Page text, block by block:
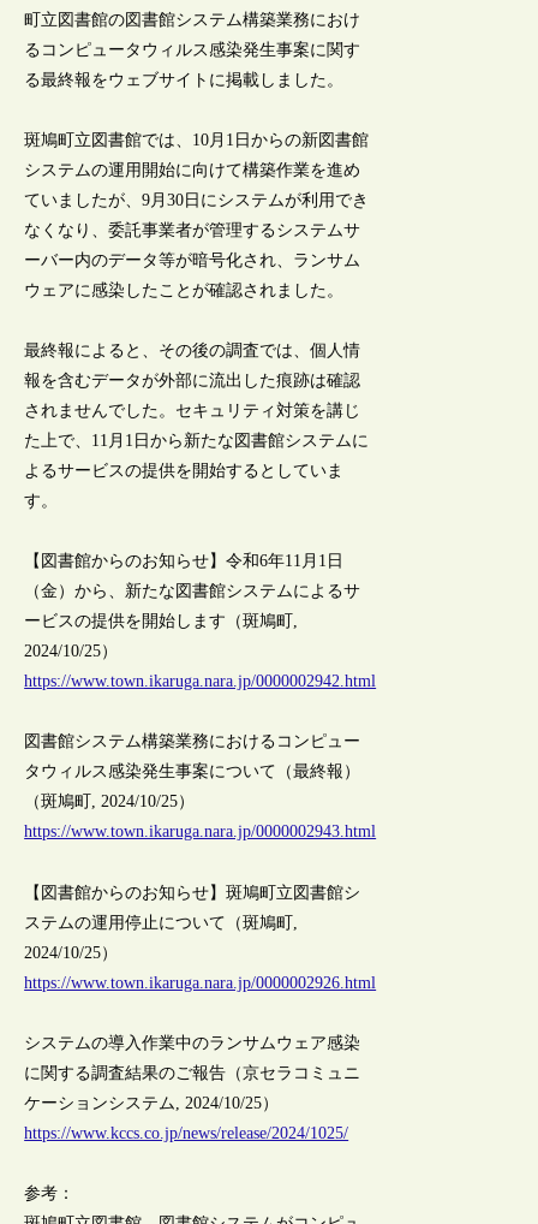
町立図書館の図書館システム構築業務におけ
るコンピュータウィルス感染発生事案に関す
る最終報をウェブサイトに掲載しました。
斑鳩町立図書館では、10月1日からの新図書館
システムの運用開始に向けて構築作業を進め
ていましたが、9月30日にシステムが利用でき
なくなり、委託事業者が管理するシステムサ
ーバー内のデータ等が暗号化され、ランサム
ウェアに感染したことが確認されました。
最終報によると、その後の調査では、個人情
報を含むデータが外部に流出した痕跡は確認
されませんでした。セキュリティ対策を講じ
た上で、11月1日から新たな図書館システムに
よるサービスの提供を開始するとしていま
す。
【図書館からのお知らせ】令和6年11月1日
（金）から、新たな図書館システムによるサ
ービスの提供を開始します（斑鳩町,
2024/10/25）
https://www.town.ikaruga.nara.jp/0000002942.html
図書館システム構築業務におけるコンピュー
タウィルス感染発生事案について（最終報）
（斑鳩町, 2024/10/25）
https://www.town.ikaruga.nara.jp/0000002943.html
【図書館からのお知らせ】斑鳩町立図書館シ
ステムの運用停止について（斑鳩町,
2024/10/25）
https://www.town.ikaruga.nara.jp/0000002926.html
システムの導入作業中のランサムウェア感染
に関する調査結果のご報告（京セラコミュニ
ケーションシステム, 2024/10/25）
https://www.kccs.co.jp/news/release/2024/1025/
参考：